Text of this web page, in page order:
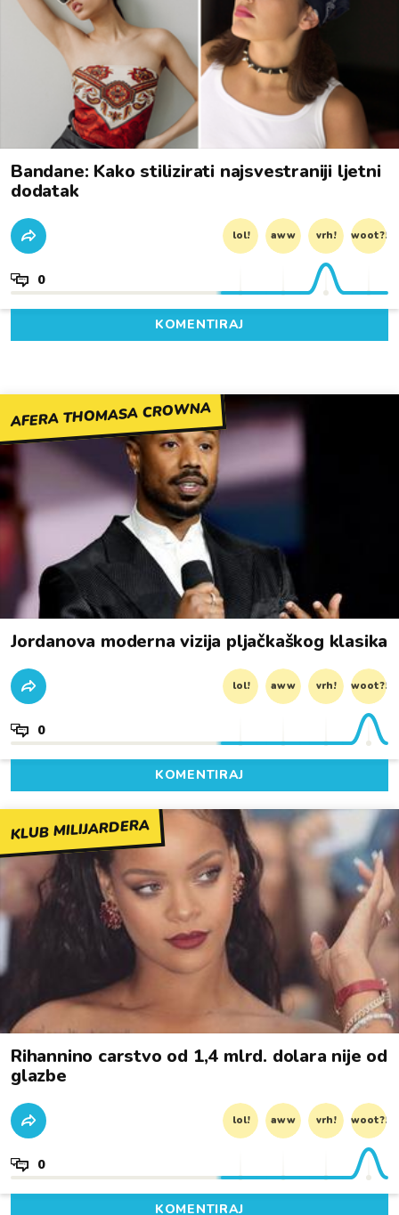
Bandane: Kako stilizirati najsvestraniji ljetni
dodatak
lol! aww vrh! woot?!
0
KOMENTIRAJ
AFERA THOMASA CROWNA
Jordanova moderna vizija pljačkaškog klasika
lol! aww vrh! woot?!
0
KOMENTIRAJ
KLUB MILIJARDERA
Rihannino carstvo od 1,4 mlrd. dolara nije od
glazbe
lol! aww vrh! woot?!
0
KOMENTIRAJ